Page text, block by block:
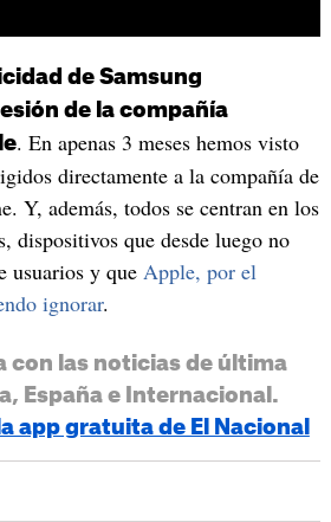
de Samsung
de la compañía
. En apenas 3 meses hemos visto
directamente a la compañía de
Y, además, todos se centran en los
dispositivos que desde luego no
usuarios y que Apple, por el
ignorar.
con las noticias de última
España e Internacional.
app gratuita de El Nacional